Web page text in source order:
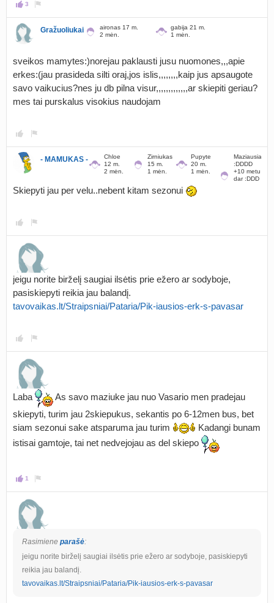
3
Gražuoliukai
aironas 17 m.
2 mėn.
gabija 21 m.
1 mėn.
sveikos mamytes:)norejau paklausti jusu nuomones,,,apie
erkes:(jau prasideda silti oraj,jos islis,,,,,,,,kaip jus apsaugote
savo vaikucius?nes ju db pilna visur,,,,,,,,,,,,,ar skiepiti geriau?
mes tai purskalus visokius naudojam
- MAMUKAS -
Chloe
12 m.
2 mėn.
Zirniukas
15 m.
1 mėn.
Pupyte
20 m.
1 mėn.
Maziausias
:DDDD
+10 metu
dar :DDD
Skiepyti jau per velu..nebent kitam sezonui
jeigu norite birželį saugiai ilsėtis prie ežero ar sodyboje,
pasiskiepyti reikia jau balandį.
tavovaikas.lt/Straipsniai/Pataria/Pik-iausios-erk-s-pavasar
Laba
As savo maziuke jau nuo Vasario men pradejau
skiepyti, turim jau 2skiepukus, sekantis po 6-12men bus, bet
siam sezonui sake atsparuma jau turim
Kadangi bunam
istisai gamtoje, tai net nedvejojau as del skiepo
1
Rasimiene parašė:
jeigu norite birželį saugiai ilsėtis prie ežero ar sodyboje, pasiskiepyti
reikia jau balandį.
tavovaikas.lt/Straipsniai/Pataria/Pik-iausios-erk-s-pavasar